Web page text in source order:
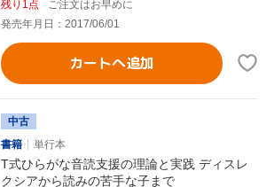
残り1点
ご注文はお早めに
発売年月日：2017/06/01
カートへ追加
中古
書籍
単行本
T式ひらがな音読支援の理論と実践 ディスレ
クシアから読みの苦手な子まで